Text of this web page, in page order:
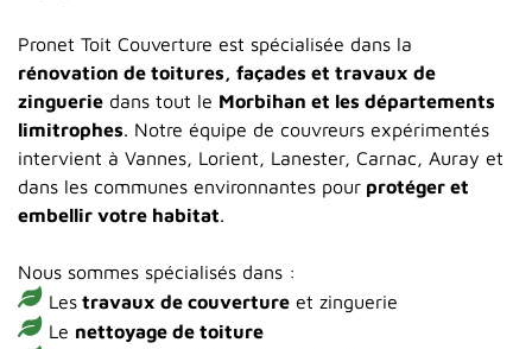
Pronet Toit Couverture est spécialisée dans la
rénovation de toitures, façades et travaux de
zinguerie dans tout le Morbihan et les départements
limitrophes. Notre équipe de couvreurs expérimentés
intervient à Vannes, Lorient, Lanester, Carnac, Auray et
dans les communes environnantes pour protéger et
embellir votre habitat.
Nous sommes spécialisés dans :
Les travaux de couverture et zinguerie
Le nettoyage de toiture